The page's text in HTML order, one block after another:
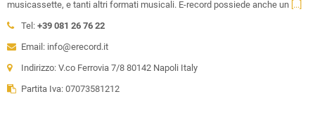
musicassette, e tanti altri formati musicali. E-record possiede anche un [...]
Tel: +39 081 26 76 22
Email: info@erecord.it
Indirizzo: V.co Ferrovia 7/8 80142 Napoli Italy
Partita Iva: 07073581212